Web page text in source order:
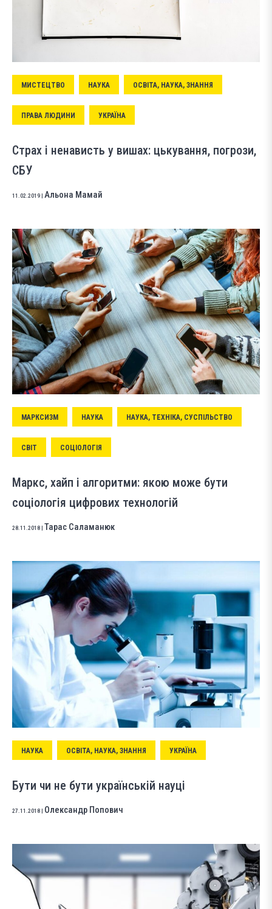
МИСТЕЦТВО НАУКА ОСВІТА, НАУКА, ЗНАННЯ
ПРАВА ЛЮДИНИ УКРАЇНА
Страх і ненависть у вишах: цькування, погрози,
СБУ
11.02.2019 Альона Мамай
МАРКСИЗМ НАУКА НАУКА, ТЕХНІКА, СУСПІЛЬСТВО
СВІТ СОЦІОЛОГІЯ
Маркс, хайп і алгоритми: якою може бути
соціологія цифрових технологій
28.11.2018 Тарас Саламанюк
НАУКА ОСВІТА, НАУКА, ЗНАННЯ УКРАЇНА
Бути чи не бути українській науці
27.11.2018 Олександр Попович